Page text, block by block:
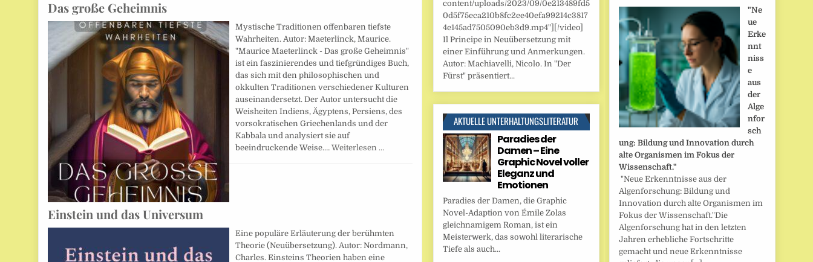
Das große Geheimnis
Mystische Traditionen offenbaren tiefste
Wahrheiten. Autor: Maeterlinck, Maurice.
"Maurice Maeterlinck - Das große Geheimnis"
ist ein faszinierendes und tiefgründiges Buch,
das sich mit den philosophischen und
okkulten Traditionen verschiedener Kulturen
auseinandersetzt. Der Autor untersucht die
Weisheiten Indiens, Ägyptens, Persiens, des
vorsokratischen Griechenlands und der
Kabbala und analysiert sie auf
beeindruckende Weise.…Weiterlesen …
Einstein und das Universum
Eine populäre Erläuterung der berühmten
Theorie (Neuübersetzung). Autor: Nordmann,
Charles. Einsteins Theorien haben eine
content/uploads/2023/09/0e213489fd5
0d5f75eca210b8fc2ee40efa99214c3817
4e145ad7505090eb3d9.mp4"][/video]
Il Principe in Neuübersetzung mit
einer Einführung und Anmerkungen.
Autor: Machiavelli, Nicolo. In "Der
Fürst" präsentiert...
AKTUELLE UNTERHALTUNGSLITERATUR
Paradies der
Damen – Eine
Graphic Novel voller
Eleganz und
Emotionen
Paradies der Damen, die Graphic
Novel-Adaption von Émile Zolas
gleichnamigem Roman, ist ein
Meisterwerk, das sowohl literarische
Tiefe als auch...
"Ne
ue
Erke
nnt
niss
e
aus
der
Alge
nfor
sch
ung: Bildung und Innovation durch
alte Organismen im Fokus der
Wissenschaft."
"Neue Erkenntnisse aus der
Algenforschung: Bildung und
Innovation durch alte Organismen im
Fokus der Wissenschaft."Die
Algenforschung hat in den letzten
Jahren erhebliche Fortschritte
gemacht und neue Erkenntnisse